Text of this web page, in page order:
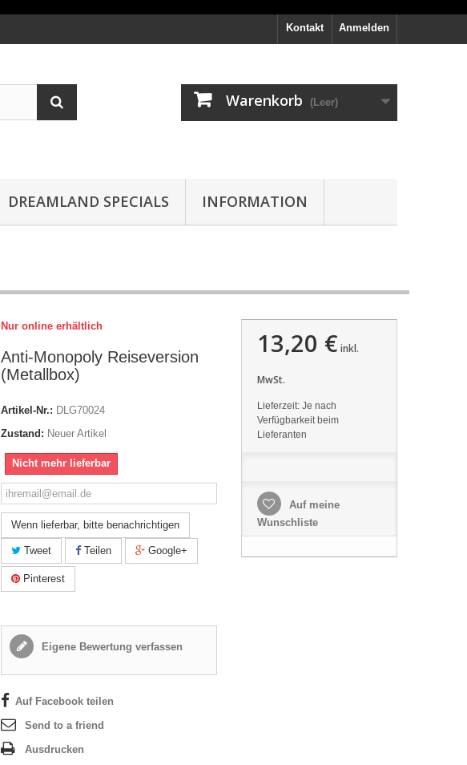
Anmelden
Kontakt
Warenkorb (Leer)
DREAMLAND SPECIALS INFORMATION
Nur online erhältlich
Anti-Monopoly Reiseversion
(Metallbox)
Artikel-Nr.: DLG70024
Zustand: Neuer Artikel
Nicht mehr lieferbar
Wenn lieferbar, bitte benachrichtigen
Tweet Teilen Google+
Pinterest
Eigene Bewertung verfassen
Auf Facebook teilen
Send to a friend
Ausdrucken
13,20 € inkl.
MwSt.
Lieferzeit: Je nach
Verfügbarkeit beim
Lieferanten
Auf meine
Wunschliste